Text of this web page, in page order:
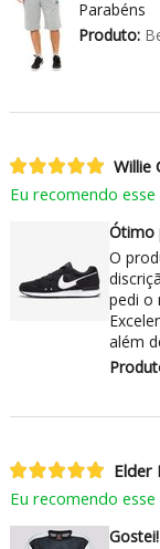
Parabéns
Produto:
Willie
Eu recomendo
Ótimo
O
pedi o
além
Elder
Eu recomendo
Gostei!